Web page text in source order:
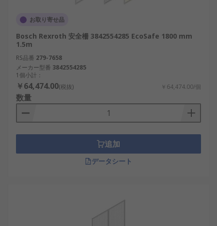
お取り寄せ品
Bosch Rexroth 安全柵 3842554285 EcoSafe 1800 mm
1.5m
RS品番 279-7658
メーカー型番 3842554285
1個小計：
￥64,474.00(税抜) ￥64,474.00/個
数量
追加
データシート